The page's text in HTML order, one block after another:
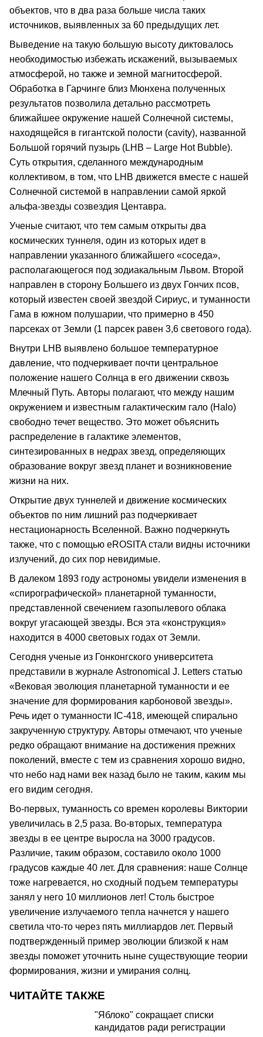
объектов, что в два раза больше числа таких
источников, выявленных за 60 предыдущих лет.
Выведение на такую большую высоту диктовалось
необходимостью избежать искажений, вызываемых
атмосферой, но также и земной магнитосферой.
Обработка в Гарчинге близ Мюнхена полученных
результатов позволила детально рассмотреть
ближайшее окружение нашей Солнечной системы,
находящейся в гигантской полости (cavity), названной
Большой горячий пузырь (LHB – Large Hot Bubble).
Суть открытия, сделанного международным
коллективом, в том, что LHB движется вместе с нашей
Солнечной системой в направлении самой яркой
альфа-звезды созвездия Центавра.
Ученые считают, что тем самым открыты два
космических туннеля, один из которых идет в
направлении указанного ближайшего «соседа»,
располагающегося под зодиакальным Львом. Второй
направлен в сторону Большего из двух Гончих псов,
который известен своей звездой Сириус, и туманности
Гама в южном полушарии, что примерно в 450
парсеках от Земли (1 парсек равен 3,6 светового года).
Внутри LHB выявлено большое температурное
давление, что подчеркивает почти центральное
положение нашего Солнца в его движении сквозь
Млечный Путь. Авторы полагают, что между нашим
окружением и известным галактическим гало (Halo)
свободно течет вещество. Это может объяснить
распределение в галактике элементов,
синтезированных в недрах звезд, определяющих
образование вокруг звезд планет и возникновение
жизни на них.
Открытие двух туннелей и движение космических
объектов по ним лишний раз подчеркивает
нестационарность Вселенной. Важно подчеркнуть
также, что с помощью eROSITA стали видны источники
излучений, до сих пор невидимые.
В далеком 1893 году астрономы увидели изменения в
«спирографической» планетарной туманности,
представленной свечением газопылевого облака
вокруг угасающей звезды. Вся эта «конструкция»
находится в 4000 световых годах от Земли.
Сегодня ученые из Гонконгского университета
представили в журнале Astronomical J. Letters статью
«Вековая эволюция планетарной туманности и ее
значение для формирования карбоновой звезды».
Речь идет о туманности IC-418, имеющей спирально
закрученную структуру. Авторы отмечают, что ученые
редко обращают внимание на достижения прежних
поколений, вместе с тем из сравнения хорошо видно,
что небо над нами век назад было не таким, каким мы
его видим сегодня.
Во-первых, туманность со времен королевы Виктории
увеличилась в 2,5 раза. Во-вторых, температура
звезды в ее центре выросла на 3000 градусов.
Различие, таким образом, составило около 1000
градусов каждые 40 лет. Для сравнения: наше Солнце
тоже нагревается, но сходный подъем температуры
занял у него 10 миллионов лет! Столь быстрое
увеличение излучаемого тепла начнется у нашего
светила что-то через пять миллиардов лет. Первый
подтвержденный пример эволюции близкой к нам
звезды поможет уточнить ныне существующие теории
формирования, жизни и умирания солнц.
ЧИТАЙТЕ ТАКЖЕ
"Яблоко" сокращает списки
кандидатов ради регистрации